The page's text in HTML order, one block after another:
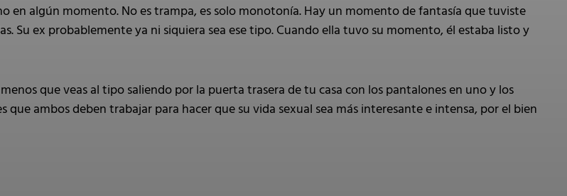
en algún momento. No es trampa, es solo monotonía. Hay un momento de fantasía que tuviste
Su ex probablemente ya ni siquiera sea ese tipo. Cuando ella tuvo su momento, él estaba listo y
que veas al tipo saliendo por la puerta trasera de tu casa con los pantalones en uno y los
que ambos deben trabajar para hacer que su vida sexual sea más interesante e intensa, por el bien